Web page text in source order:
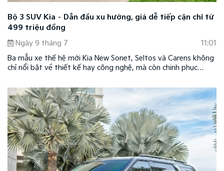
Bộ 3 SUV Kia – Dẫn đầu xu hướng, giá dễ tiếp cận chỉ từ
499 triệu đồng
Ngày 9 tháng 7
11:01
Ba mẫu xe thế hệ mới Kia New Sonet, Seltos và Carens không
chỉ nổi bật về thiết kế hay công nghệ, mà còn chinh phục
dẫn đầu xu hướng.